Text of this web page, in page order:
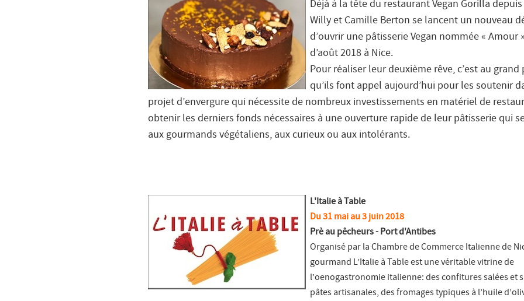
Déjà à la tête du restaurant Vegan Gorilla depuis
Willy et Camille Berton se lancent un nouveau
d’ouvrir une pâtisserie Vegan nommée « Amour
d’août 2018 à Nice.
Pour réaliser leur deuxième rêve, c’est au grand
qu’ils font appel aujourd’hui pour les soutenir
projet d’envergure qui nécessite de nombreux investissements en matériel de
obtenir les derniers fonds nécessaires à une ouverture rapide de leur pâtisserie qui
aux gourmands végétaliens, aux curieux ou aux intolérants.
L'Italie à Table
Du 31 mai au 3 juin 2018
Prè au pêcheurs - Port d'Antibes
Organisé par la Chambre de Commerce Italienne de
gourmand L’Italie à Table est une véritable vitrine de
l’oenogastronomie italienne: des confitures salées et
pâtes artisanales, des fromages typiques à l’huile